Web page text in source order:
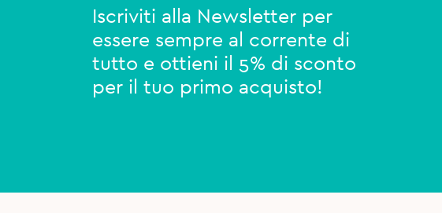
Iscriviti alla Newsletter per
essere sempre al corrente di
tutto e ottieni il 5% di sconto
per il tuo primo acquisto!